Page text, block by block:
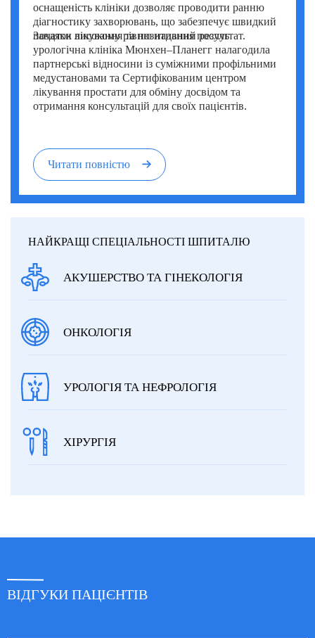
оснащеність клініки дозволяє проводити ранню
діагностику захворювань, що забезпечує швидкий
початок лікування та позитивний результат.
Завдяки високому рівню надання послуг
урологічна клініка Мюнхен–Планегг налагодила
партнерські відносини із суміжними профільними
медустановами та Сертифікованим центром
лікування простати для обміну досвідом та
отримання консультацій для своїх пацієнтів.
Читати повністю
НАЙКРАЩІ СПЕЦІАЛЬНОСТІ ШПИТАЛЮ
АКУШЕРСТВО ТА ГІНЕКОЛОГІЯ
ОНКОЛОГІЯ
УРОЛОГІЯ ТА НЕФРОЛОГІЯ
ХІРУРГІЯ
ВІДГУКИ ПАЦІЄНТІВ